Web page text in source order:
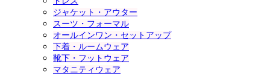
ジャケット・アウター
スーツ・フォーマル
オールインワン・セットアップ
下着・ルームウェア
靴下・フットウェア
マタニティウェア